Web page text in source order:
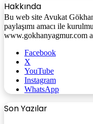
Hakkında
Bu web site Avukat
paylaşımı amacı ile
www.gokhanyagmur.com
Facebook
X
YouTube
Instagram
WhatsApp
Son Yazılar